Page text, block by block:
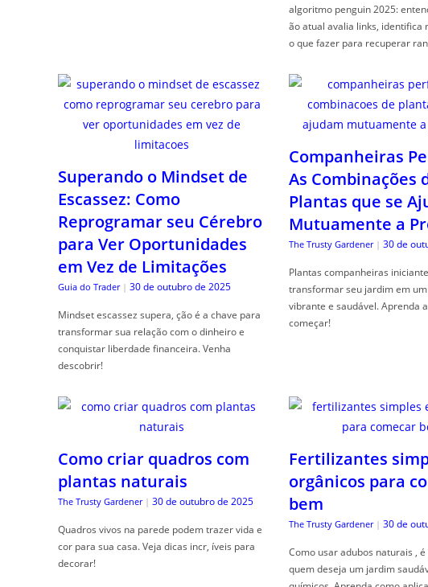
algoritmo penguin 2025:
ão atual avalia links, identifica
o que fazer para recuperar
Superando o Mindset de
Escassez: Como
Reprogramar seu Cérebro
para Ver Oportunidades
em Vez de Limitações
Guia do Trader | 30 de outubro de 2025
Mindset escassez supera, ção é a chave para
transformar sua relação com o dinheiro e
conquistar liberdade financeira. Venha
descobrir!
Companheiras
As Combinações
Plantas que se
Mutuamente a
The Trusty Gardener | 30 de
Plantas companheiras
transformar seu jardim em
vibrante e saudável. Aprenda
começar!
Como criar quadros com
plantas naturais
The Trusty Gardener | 30 de outubro de 2025
Quadros vivos na parede podem trazer vida e
cor para sua casa. Veja dicas incr, íveis para
decorar!
Fertilizantes
orgânicos para
bem
The Trusty Gardener | 30 de
Como usar adubos naturais ,
quem deseja um jardim